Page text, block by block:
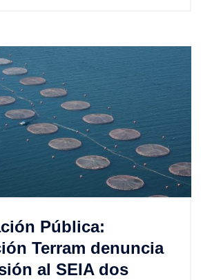
Pública:
Terram denuncia
al SEIA dos